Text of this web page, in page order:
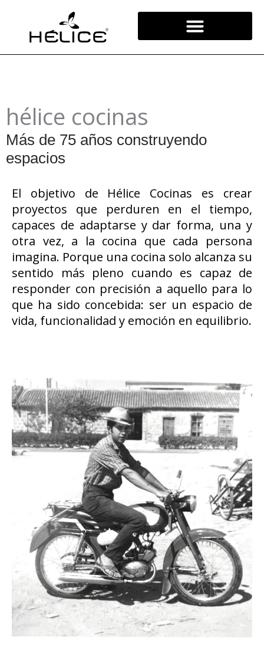
hélice cocinas
Más de 75 años construyendo
espacios
El objetivo de Hélice Cocinas es crear
proyectos que perduren en el tiempo,
capaces de adaptarse y dar forma, una y
otra vez, a la cocina que cada persona
imagina. Porque una cocina solo alcanza su
sentido más pleno cuando es capaz de
responder con precisión a aquello para lo
que ha sido concebida: ser un espacio de
vida, funcionalidad y emoción en equilibrio.